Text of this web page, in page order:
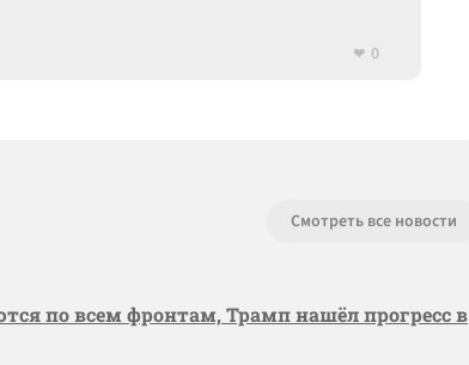
0
Смотреть все новости
по всем фронтам, Трамп нашёл прогресс в